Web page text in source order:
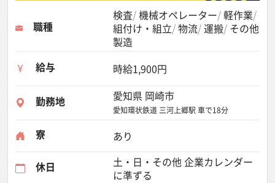
職種
検査 機械オペレーター 軽作業
組付け・組立 物流 運搬 その他
製造
給与
時給1,900円
勤務地 愛知県 岡崎市
愛知環状鉄道 三河上郷駅 車で18分
寮 あり
休日
土・日・その他 企業カレンダー
に準ずる